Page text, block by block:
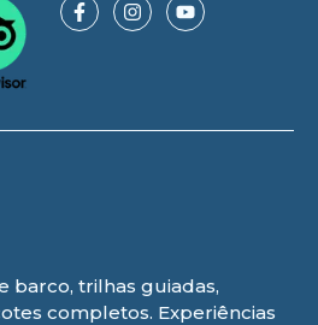
barco, trilhas guiadas,
completos. Experiências